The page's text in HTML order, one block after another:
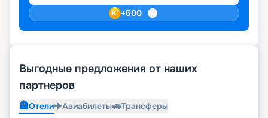
+500
Выгодные предложения от наших
партнеров
🏨Отели✈️Авиабилеты🚗Трансферы